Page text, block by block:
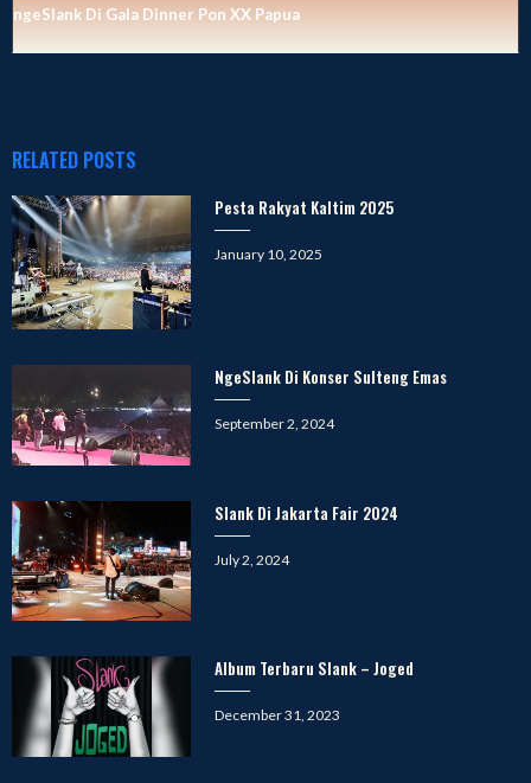
ngeSlank Di Gala Dinner Pon XX Papua
RELATED POSTS
Pesta Rakyat Kaltim 2025
Posted
January 10, 2025
NgeSlank Di Konser Sulteng Emas
Posted
September 2, 2024
Slank Di Jakarta Fair 2024
Posted
July 2, 2024
Album Terbaru Slank – Joged
Posted
December 31, 2023